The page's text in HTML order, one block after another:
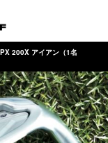
200X アイアン（1名